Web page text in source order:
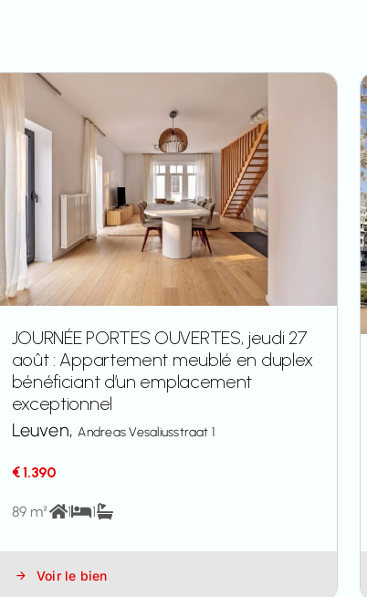
JOURNÉE PORTES OUVERTES, jeudi 27
août : Appartement meublé en duplex
bénéficiant d’un emplacement
exceptionnel
Leuven,Andreas Vesaliusstraat 1
€ 1.390
89 m² 1 1
Voir le bien